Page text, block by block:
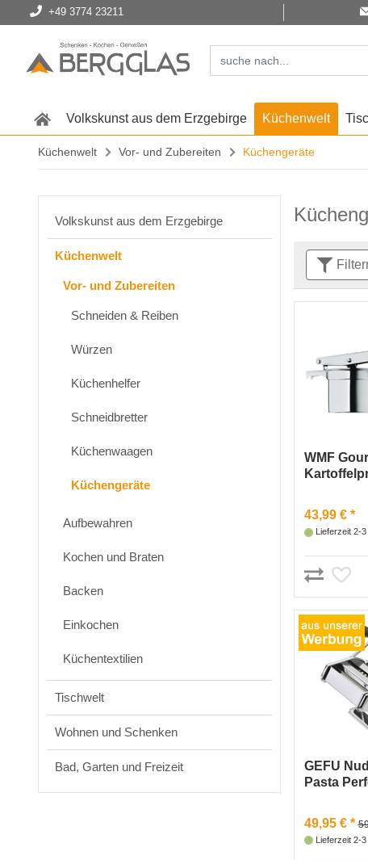
+49 3774 23211
Volkskunst aus dem Erzgebirge Küchenwelt
Küchenwelt Vor- und Zubereiten Küchengeräte
Volkskunst aus dem Erzgebirge
Küchenwelt
Vor- und Zubereiten
Schneiden & Reiben
Würzen
Küchenhelfer
Schneidbretter
Küchenwaagen
Küchengeräte
Aufbewahren
Kochen und Braten
Backen
Einkochen
Küchentextilien
Tischwelt
Wohnen und Schenken
Bad, Garten und Freizeit
WMF
43,99 € *
Lieferzeit 2-
GEFU
Pasta
49,95 € *
Lieferzeit 2-